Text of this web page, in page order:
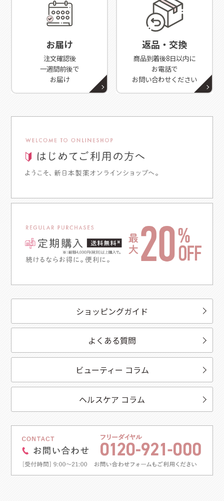
お届け
注文確認後
一週間前後で
お届け
返品・交換
商品到着後8日以内に
お電話で
お問い合わせください
ショッピングガイド
よくある質問
ビューティー コラム
ヘルスケア コラム